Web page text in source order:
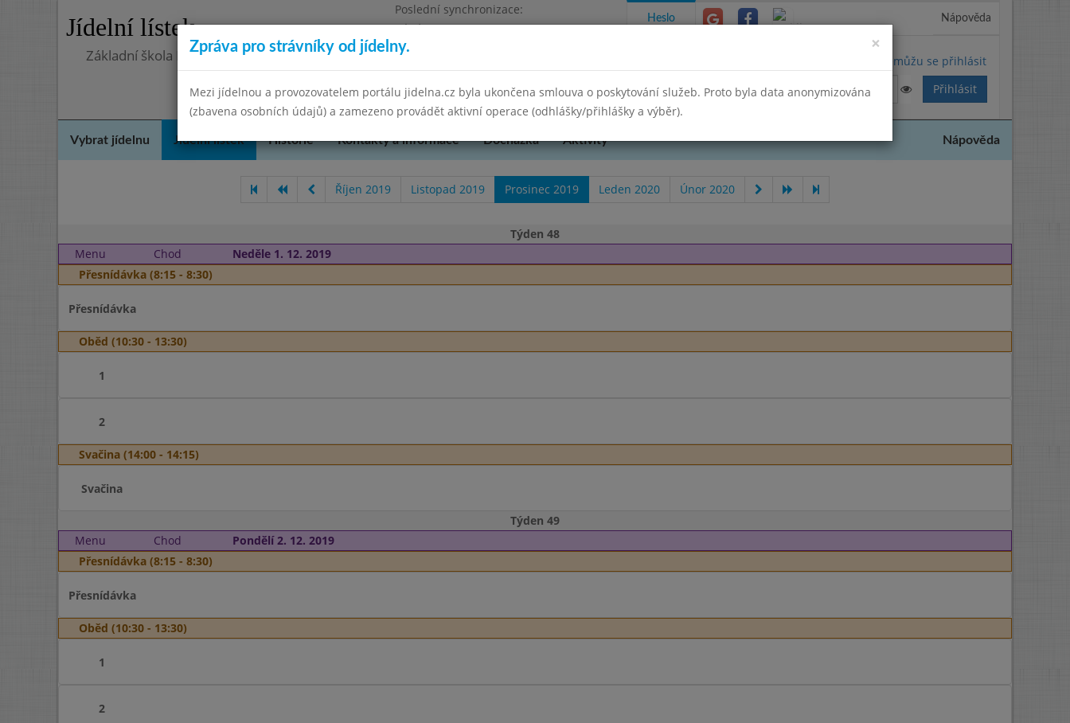
Jídelní lístek
Poslední synchronizace:
Pátek 29.8.2025 10:55
Základní škola Kostomlaty nad Labem, příspěvková organizace
Heslo Nápověda
Nemůžu se přihlásit
Vybrat jídelnu Jídelní lístek Historie Kontakty a informace Docházka Aktivity Nápověda
Říjen 2019 Listopad 2019 Prosinec 2019 Leden 2020 Únor 2020
Týden 48
Menu
Chod
Neděle 1. 12. 2019
Přesnídávka (8:15 - 8:30)
Přesnídávka
Oběd (10:30 - 13:30)
1
2
Svačina (14:00 - 14:15)
Svačina
Týden 49
Menu
Chod
Pondělí 2. 12. 2019
Přesnídávka (8:15 - 8:30)
Přesnídávka
Oběd (10:30 - 13:30)
1
2
×
Zpráva pro strávníky od jídelny.
Mezi jídelnou a provozovatelem portálu jidelna.cz byla ukončena smlouva o poskytování služeb. Proto byla data anonymizována
(zbavena osobních údajů) a zamezeno provádět aktivní operace (odhlášky/přihlášky a výběr).